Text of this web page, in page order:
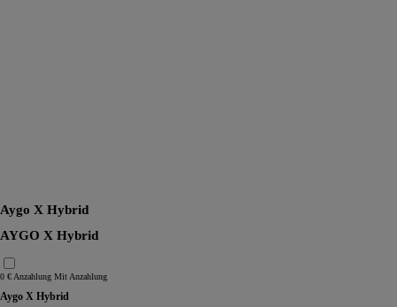
Aygo X Hybrid
AYGO X Hybrid
0 € Anzahlung Mit Anzahlung
Aygo X Hybrid